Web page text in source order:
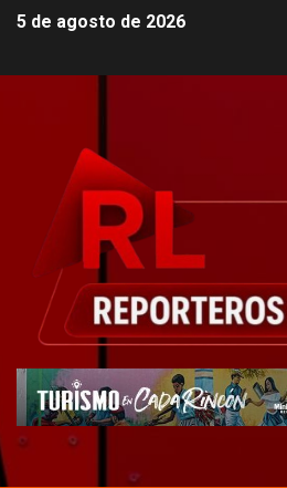
5 de agosto de 2026